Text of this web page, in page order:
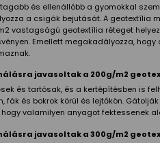
és ellenállóbb a gyomokkal
a csigák bejutását. A geotextília
vastagságú geotextília réteget
Emellett megakadályozza,
javasoltak a 200g/m2
és tartósak, és a kertépítésben is
fák és bokrok körül és lejtőkön.
valamilyen anyagot fektessenek
javasoltak a 300g/m2